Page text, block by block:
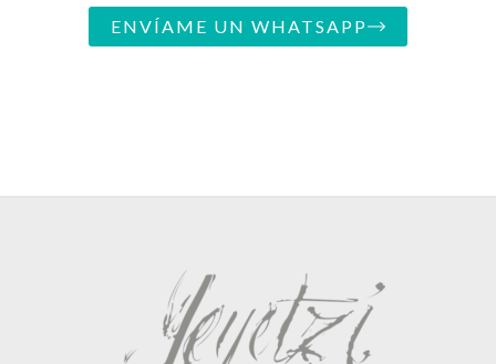
ENVÍAME UN WHATSAPP